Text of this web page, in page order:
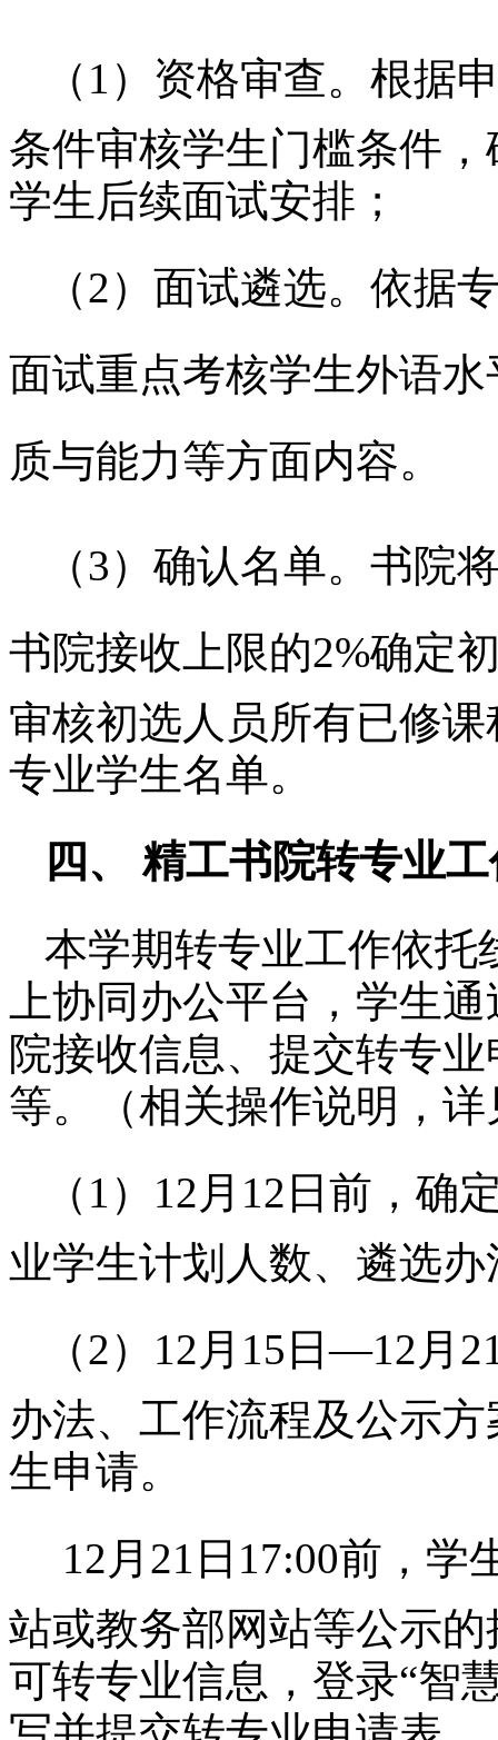
（ 1）资格审查。根据
条件审核学生门槛条件
学生后续面试安排；
（2）面试遴选。依据
面试重点考核学生外语
质与能力等方面内容。
（3）确认名单。 书院
书院接收上限的2%确定
审核初选人员所有已修
专业学生名单。
四、
精工书院转专业
本学期转专业工作依托
上协同办公平台，学生通
院接收信息、提交转专
等。（相关操作说明，
（ 1）12月12日前，确
业学生计划人数、遴选
（2）12月 15 日—12月
办法、工作流程及公示方
生申请。
12月21日 17:00前 ，学
站或教务部网站等公示
可转专业信息，登录“智